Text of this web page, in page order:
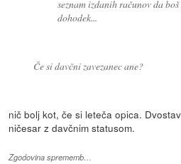
seznam izdanih računov da
dohodek...
Če si davčni zavezanec ane?
nič bolj kot, če si leteča opica.
ničesar z davčnim statusom.
Zgodovina sprememb…